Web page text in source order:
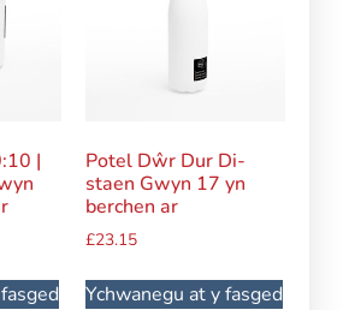
|
Potel Dŵr Dur Di-
staen Gwyn 17 yn
berchen ar
£23.15
Ychwanegu at y fasged